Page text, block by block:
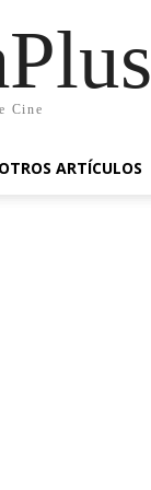
Cine
OTROS ARTÍCULOS